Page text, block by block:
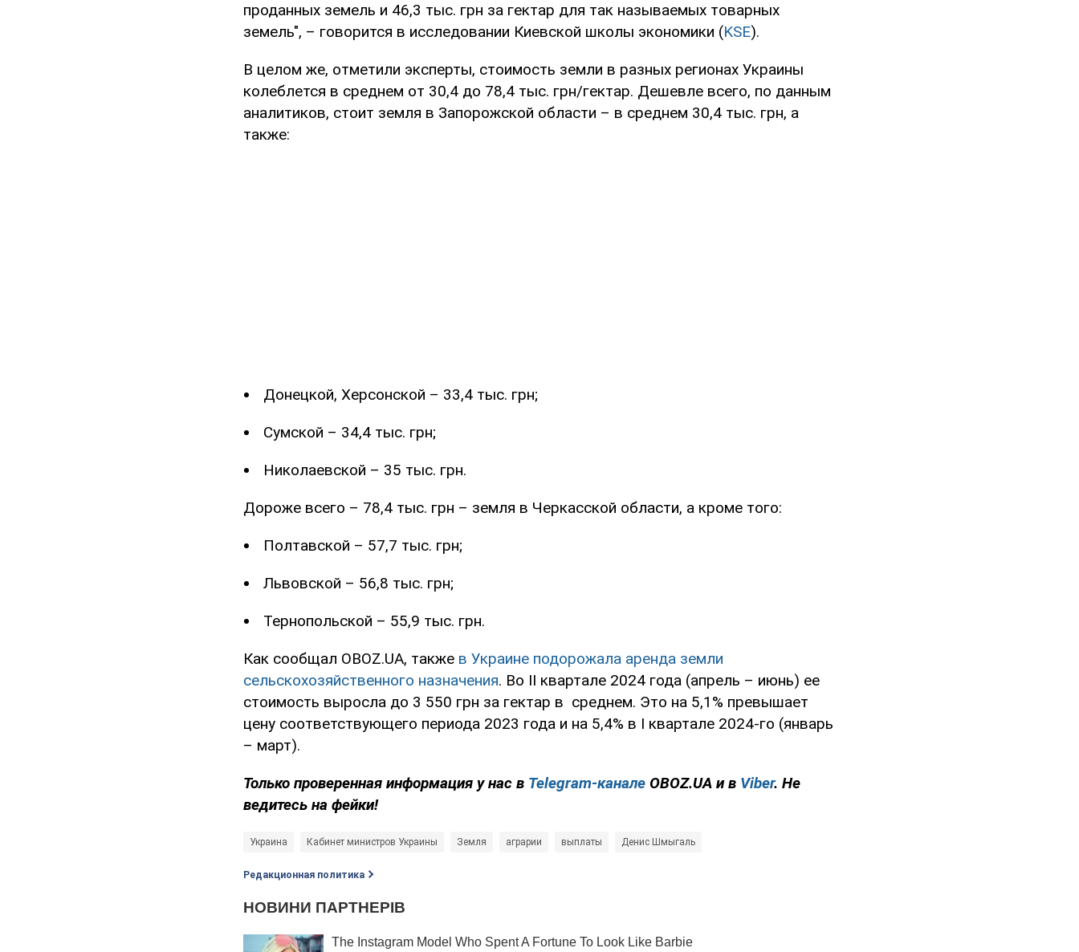
проданных земель и 46,3 тыс. грн за гектар для так называемых товарных
земель", – говорится в исследовании Киевской школы экономики (KSE).
В целом же, отметили эксперты, стоимость земли в разных регионах Украины
колеблется в среднем от 30,4 до 78,4 тыс. грн/гектар. Дешевле всего, по данным
аналитиков, стоит земля в Запорожской области – в среднем 30,4 тыс. грн, а
также:
Донецкой, Херсонской – 33,4 тыс. грн;
Сумской – 34,4 тыс. грн;
Николаевской – 35 тыс. грн.
Дороже всего – 78,4 тыс. грн – земля в Черкасской области, а кроме того:
Полтавской – 57,7 тыс. грн;
Львовской – 56,8 тыс. грн;
Тернопольской – 55,9 тыс. грн.
Как сообщал OBOZ.UA, также в Украине подорожала аренда земли
сельскохозяйственного назначения. Во II квартале 2024 года (апрель – июнь) ее
стоимость выросла до 3 550 грн за гектар в среднем. Это на 5,1% превышает
цену соответствующего периода 2023 года и на 5,4% в I квартале 2024-го (январь
– март).
Только проверенная информация у нас в Telegram-канале OBOZ.UA и в Viber. Не
ведитесь на фейки!
Украина Кабинет министров Украины Земля аграрии выплаты Денис Шмыгаль
Редакционная политика